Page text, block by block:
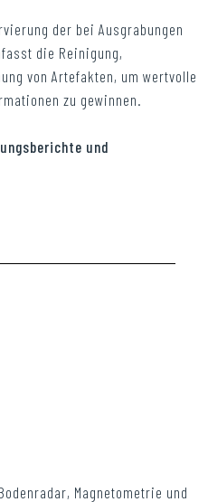
der bei Ausgrabungen
die Reinigung,
von Artefakten, um wertvolle
zu gewinnen.
und
Magnetometrie und